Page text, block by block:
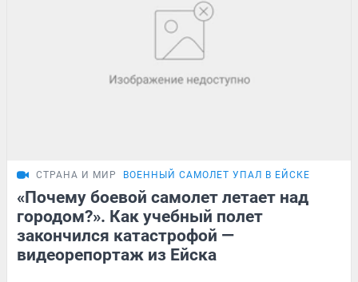
СТРАНА И МИР ВОЕННЫЙ САМОЛЕТ УПАЛ В ЕЙСКЕ
«Почему боевой самолет летает над
городом?». Как учебный полет
закончился катастрофой —
видеорепортаж из Ейска